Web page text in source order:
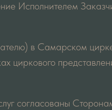
Исполнителем
в Самарском
циркового
согласованы